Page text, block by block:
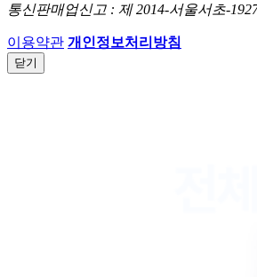
통신판매업신고 : 제 2014-서울서초-
이용약관 개인정보처리방침
닫기